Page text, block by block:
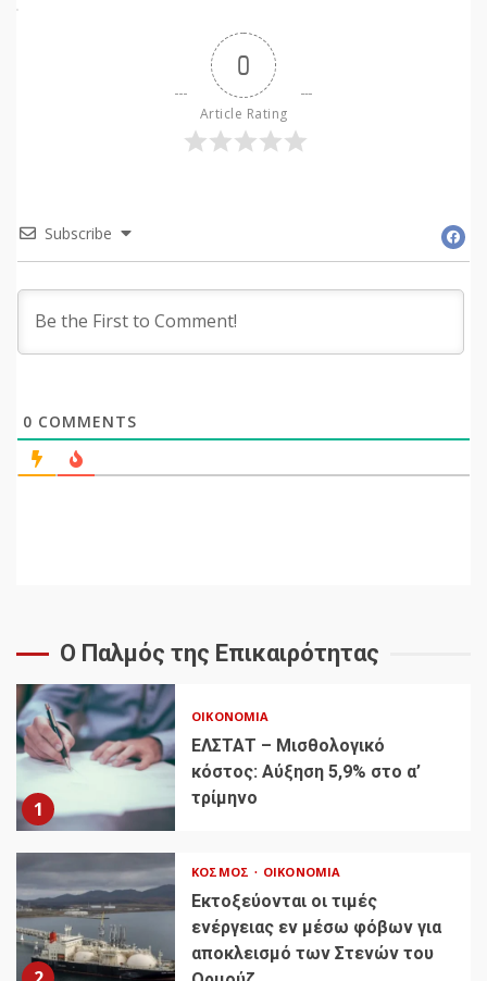
0
Article Rating
Subscribe
0 COMMENTS
Ο Παλμός της Επικαιρότητας
1
ΟΙΚΟΝΟΜΊΑ
ΕΛΣΤΑΤ – Μισθολογικό
κόστος: Αύξηση 5,9% στο α’
τρίμηνο
ΚΌΣΜΟΣ ΟΙΚΟΝΟΜΊΑ
Εκτοξεύονται οι τιμές
ενέργειας εν μέσω φόβων για
αποκλεισμό των Στενών του